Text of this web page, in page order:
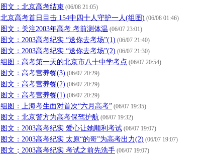
图文：北京高考结束 (06/08 21:05)
北京高考首日目击 154中四十人守护一人(组图) (06/08 01:46)
图文：关注2003年高考 考前测体温 (06/07 23:01)
图文：2003高考纪实 “送你去考场”(1) (06/07 21:40)
图文：2003高考纪实 “送你去考场”(2) (06/07 21:30)
组图：高考第一天的北京市八十中学考点 (06/07 20:54)
图文：高考营养餐(3) (06/07 20:29)
图文：高考营养餐(2) (06/07 20:29)
图文：高考营养餐(1) (06/07 20:29)
组图：上海考生面对首次“六月高考” (06/07 19:35)
图文：北京警方为高考保驾护航 (06/07 19:32)
图文：2003高考纪实 爱心让她顺利考试 (06/07 19:07)
图文：2003高考纪实 太原“的哥”为高考出力(2) (06/07 19:07)
图文；2003高考纪实 考试之前先洗手 (06/07 19:07)